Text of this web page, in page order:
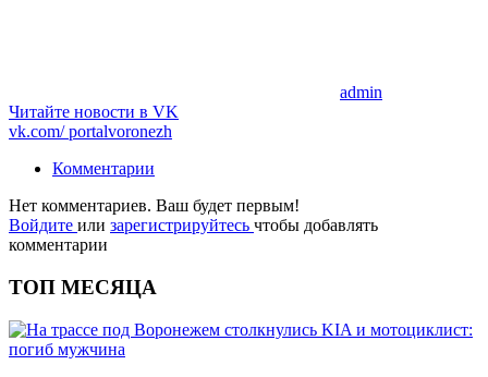
admin
Читайте новости в VK
vk.com/portalvoronezh
Комментарии
Нет комментариев. Ваш будет первым!
Войдите или зарегистрируйтесь чтобы добавлять
комментарии
ТОП МЕСЯЦА